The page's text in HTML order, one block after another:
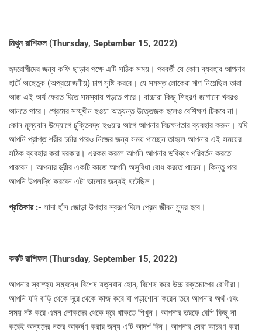
মিথুন রাশিফল (Thursday, September 15, 2022)
হৃদরোগীদের জন্য কফি ছাড়ার পক্ষে এটি সঠিক সময়। পরবর্তী যে কোন ব্যবহার আপনার
হার্টে অহেতুক (অপ্রয়োজনীয়) চাপ সৃষ্টি করবে। যে সমস্ত লোকেরা ঋণ নিয়েছিল তারা
আজ এই অর্থ ফেরত দিতে সমস্যায় পড়তে পারে। বাচ্চারা কিছু শিহরণ জাগানো খবরও
আনতে পারে। প্রেমের সম্মুখীন হওয়া অত্যন্ত উত্তেজক হলেও বেশিক্ষণ টিকবে না।
কোন মূল্যবান উদ্যোগে চুক্তিবদ্ধ হওয়ার আগে আপনার বিচক্ষণতার ব্যবহার করুন। যদি
আপনি প্রাপ্ত শরীর চর্চার পরেও নিজের জন্য সময় পাচ্ছেন তাহলে আপনার এই সময়ের
সঠিক ব্যবহার করা দরকার। এরকম করলে আপনি আপনার ভবিষ্যৎ পরিবর্তন করতে
পারবেন। আপনার স্ত্রীর একটি কাজে আপনি অসুবিধা বোধ করতে পারেন। কিন্তু পরে
আপনি উপলদ্ধি করবেন এটা ভালোর জন্যই ঘটেছিল।
প্রতিকার :- সাদা হাঁস জোড়া উপহার স্বরূপ দিলে প্রেম জীবন সুন্দর হবে।
কর্কট রাশিফল (Thursday, September 15, 2022)
আপনার স্বাস্হ্য সম্বন্ধে বিশেষ যত্নবান হোন, বিশেষ করে উচ্চ রক্তচাপের রোগীরা।
আপনি যদি বাড়ি থেকে দূরে থেকে কাজ করে বা পড়াশোনা করেন তবে আপনার অর্থ এবং
সময় নষ্ট করে এমন লোকদের থেকে দূরে থাকতে শিখুন। আপনার তরফে বেশি কিছু না
করেই অন্যদের নজর আকর্ষণ করার জন্য এটি আদর্শ দিন। আপনার সেরা আচরণ করা